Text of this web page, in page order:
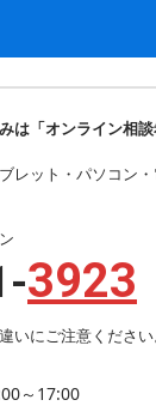
は「オンライン相
レット・パソコン
3923
いにご注意ください
～17:00